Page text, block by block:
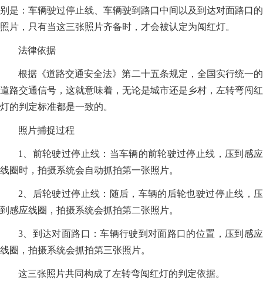
别是：车辆驶过停止线、车辆驶到路口中间以及到达对面路口的
照片，只有当这三张照片齐备时，才会被认定为闯红灯。
法律依据
根据《道路交通安全法》第二十五条规定，全国实行统一的
道路交通信号，这就意味着，无论是城市还是乡村，左转弯闯红
灯的判定标准都是一致的。
照片捕捉过程
1、前轮驶过停止线：当车辆的前轮驶过停止线，压到感应
线圈时，拍摄系统会自动抓拍第一张照片。
2、后轮驶过停止线：随后，车辆的后轮也驶过停止线，压
到感应线圈，拍摄系统会抓拍第二张照片。
3、到达对面路口：车辆行驶到对面路口的位置，压到感应
线圈，拍摄系统会抓拍第三张照片。
这三张照片共同构成了左转弯闯红灯的判定依据。